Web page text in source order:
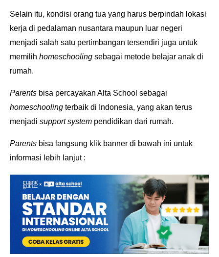
Selain itu, kondisi orang tua yang harus berpindah lokasi
kerja di pedalaman nusantara maupun luar negeri
menjadi salah satu pertimbangan tersendiri juga untuk
memilih homeschooling sebagai metode belajar anak di
rumah.
Parents bisa percayakan Alta School sebagai
homeschooling terbaik di Indonesia, yang akan terus
menjadi support system pendidikan dari rumah.
Parents bisa langsung klik banner di bawah ini untuk
informasi lebih lanjut :